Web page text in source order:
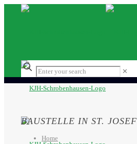
✕
BAUSTELLE IN ST. JOSEF
Home